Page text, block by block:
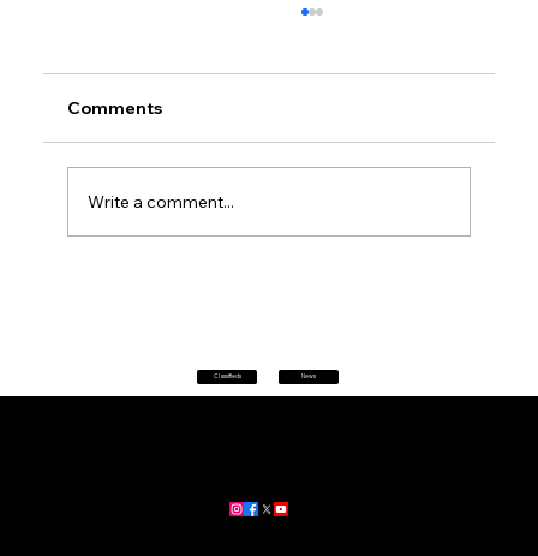
Classifieds News
Comments
Write a comment...
updates, and stories from Australia and Sri Lanka.
Stay informed with breaking news, business insights,